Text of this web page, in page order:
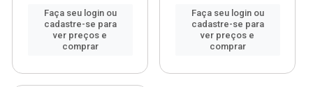
Faça seu login ou
cadastre-se para
ver preços e
comprar
Faça seu login ou
cadastre-se para
ver preços e
comprar